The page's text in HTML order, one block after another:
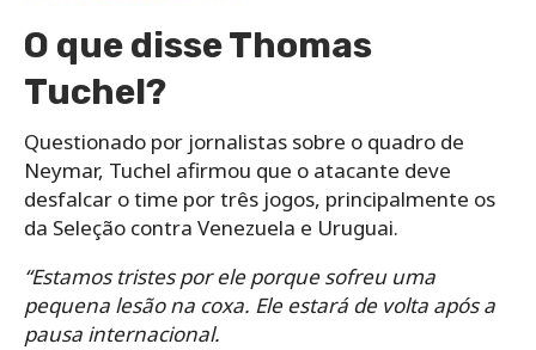
O que disse Thomas
Tuchel?
Questionado por jornalistas sobre o quadro de
Neymar, Tuchel afirmou que o atacante deve
desfalcar o time por três jogos, principalmente os
da Seleção contra Venezuela e Uruguai.
“Estamos tristes por ele porque sofreu uma
pequena lesão na coxa. Ele estará de volta após a
pausa internacional.